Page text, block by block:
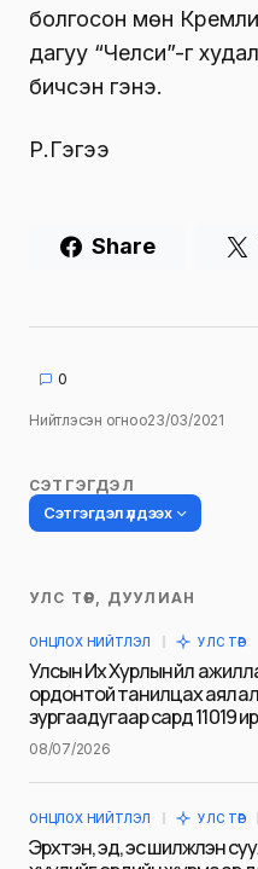
болгосон мөн
дагуу “Челси”-г
бичсэн гэнэ.
Р.Гэгээ
Share
0
Нийтлэсэн огноо23/03/2021
СЭТГЭГДЭЛ
Сэтгэгдэл үлдээх
Таны имэйл хаягийг
тэмдэглэсэн
Name
УЛС ТӨР, ДУУЛИАН
ОНЦЛОХ НИЙТЛЭЛ УЛС ТӨР
Улсын Их Хурлын үйл
ордонтой танилцах
зургаадугаар сард 11019
08/07/2026
ОНЦЛОХ НИЙТЛЭЛ УЛС ТӨР
Эрхтэн, эд, эс шилжүүлэн